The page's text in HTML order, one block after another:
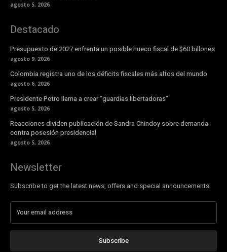
agosto 5, 2026
Destacado
Presupuesto de 2027 enfrenta un posible hueco fiscal de $60 billones
agosto 9, 2026
Colombia registra uno de los déficits fiscales más altos del mundo
agosto 6, 2026
Presidente Petro llama a crear “guardias libertadoras”
agosto 5, 2026
Reacciones dividen publicación de Sandra Chindoy sobre demanda
contra posesión presidencial
agosto 5, 2026
Newsletter
Subscribe to get the latest news, offers and special announcements.
Subscribe